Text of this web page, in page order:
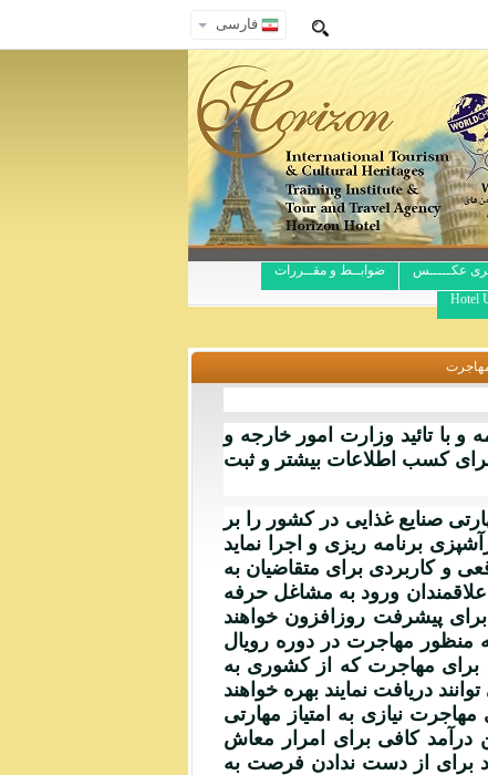
فارسی
عکـــــس
ضوابــط و مقــررات
Hotel
با تائید وزارت امور خارجه و
علاقه مندان برای کسب اطلاعات بیشتر و ثبت
صنایع غذایی در کشور را بر
برنامه ریزی و اجرا نماید
و کاربردی برای متقاضیان به
ورود به مشاغل حرفه
پیشرفت روزافزون خواهند
منظور مهاجرت در دوره رویال
برای مهاجرت که از کشوری به
دریافت نمایند بهره خواهند
نیازی به امتیاز مهارتی
درآمد کافی برای امرار معاش
برای از دست ندادن فرصت به